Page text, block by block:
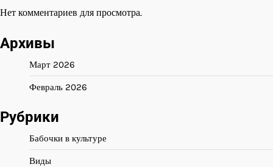
Нет комментариев для просмотра.
Архивы
Март 2026
Февраль 2026
Рубрики
Бабочки в культуре
Виды